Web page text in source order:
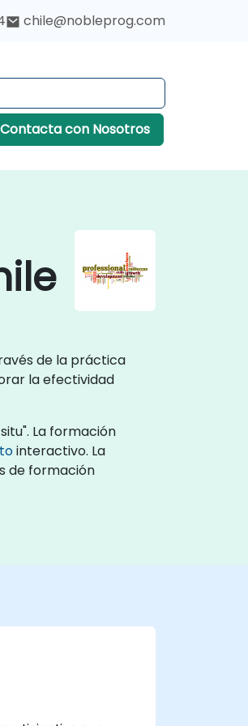
chile@nobleprog.com
Contacta con Nosotros
de la práctica
la efectividad
La formación
interactivo. La
de formación